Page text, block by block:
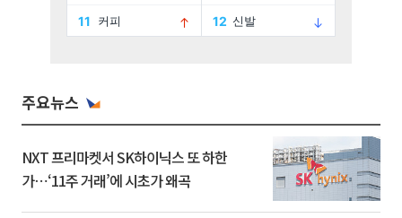
주요뉴스
NXT 프리마켓서 SK하이닉스 또 하한
가⋯‘11주 거래’에 시초가 왜곡